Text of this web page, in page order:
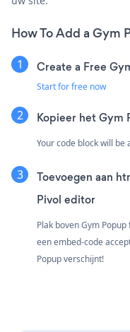
How To Add a Gym
Create a Free
Start for free now
Kopieer het Gym
Your code block will
Toevoegen aan
Pivol editor
Plak boven Gym
een embed-code
Popup verschijnt!